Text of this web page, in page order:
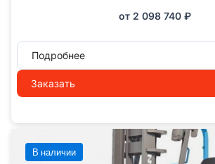
от 2 098 740 ₽
Подробнее
Заказать
В наличии